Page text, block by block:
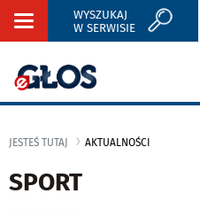
Rozwiń
WYSZUKAJ
W SERWISIE
JESTEŚ TUTAJ AKTUALNOŚCI
SPORT